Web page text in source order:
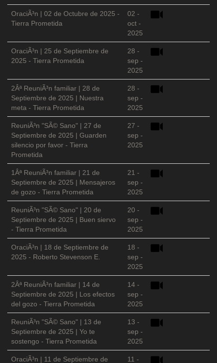
OraciÃ³n | 02 de Octubre de 2025 -
Tierra Prometida
02 -
oct -
2025
OraciÃ³n | 25 de Septiembre de
2025 - Tierra Prometida
28 -
sep -
2025
2Âª ReuniÃ³n familiar | 28 de
Septiembre de 2025 | Nuestra
meta - Tierra Prometida
28 -
sep -
2025
ReuniÃ³n "SÃ© Sano" | 27 de
Septiembre de 2025 | Guarden
silencio por favor - Tierra
Prometida
27 -
sep -
2025
1Âª ReuniÃ³n familiar | 21 de
Septiembre de 2025 | Mensajeros
de gozo - Tierra Prometida
21 -
sep -
2025
ReuniÃ³n "SÃ© Sano" | 20 de
Septiembre de 2025 | Buen siervo
- Tierra Prometida
20 -
sep -
2025
OraciÃ³n | 18 de Septiembre de
2025 - Roberto Stevenson E.
18 -
sep -
2025
2Âª ReuniÃ³n familiar | 14 de
Septiembre de 2025 | Los efectos
del gozo - Tierra Prometida
14 -
sep -
2025
ReuniÃ³n "SÃ© Sano" | 13 de
Septiembre de 2025 | Yo te
sostengo - Tierra Prometida
13 -
sep -
2025
OraciÃ³n | 11 de Septiembre de 11 -